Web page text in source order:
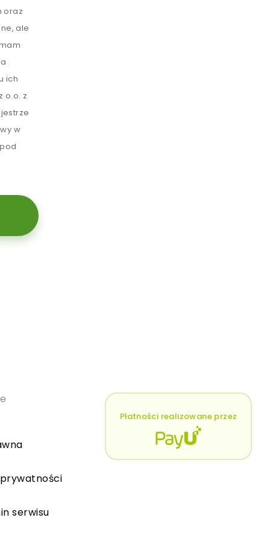
oraz
ale
ich
o.o. z
w
serwisu
Płatności realizowane przez